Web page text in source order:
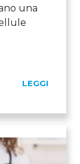
una
LEGGI